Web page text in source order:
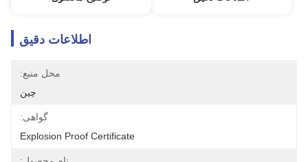
اطلاعات دقیق
محل منبع:
چین
گواهی:
Explosion Proof Certificate